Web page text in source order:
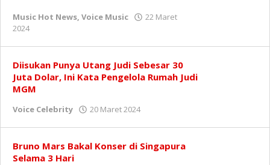
Music Hot News, Voice Music
22 Maret
2024
Diisukan Punya Utang Judi Sebesar 30
Juta Dolar, Ini Kata Pengelola Rumah Judi
MGM
Voice Celebrity 20 Maret 2024
Bruno Mars Bakal Konser di Singapura
Selama 3 Hari